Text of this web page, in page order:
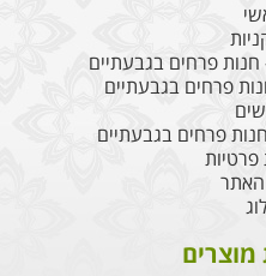
חנות פרחים בגבעתיים
פרחים בגבעתיים
פרחים בגבעתיים
פרטיות
מוצרים